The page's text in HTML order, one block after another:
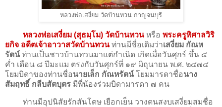
หลวงพ่อเสงี่ยม วัดบ้านทวน กาญจนบุรี
หลวงพ่อเสงี่ยม (สุธมฺโม) วัดบ้านทวน หรือ พระครูพิศาลวิริ
ยกิจ อดีตเจ้าอาวาสวัดบ้านทวน ท่านมีชื่อเดิมว่าเสงี่ยม กัณห
รัตน์ ท่านเป็นชาวบ้านทวนมาแต่กำเนิด เกิดเมื่อวันศุกร์ ขึ้น ๕
ค่ำ เดือน ๘ ปีมะแม ตรงกับวันศุกร์ที่ ๑๙ มิถุนายน พ.ศ. ๒๔๗๔
โยมบิดาของท่านชื่อนายเล็ก กัณหรัตน์ โยมมารดาชื่อนาง
สัมฤทธิ์ กลีบสัตบุตร มีพี่น้องร่วมบิดามารดา ๗ คน
ท่านมีอุปนิสัยรักสันโดษ เยือกเย็น วางตนสงบเสงี่ยมสมชื่อ